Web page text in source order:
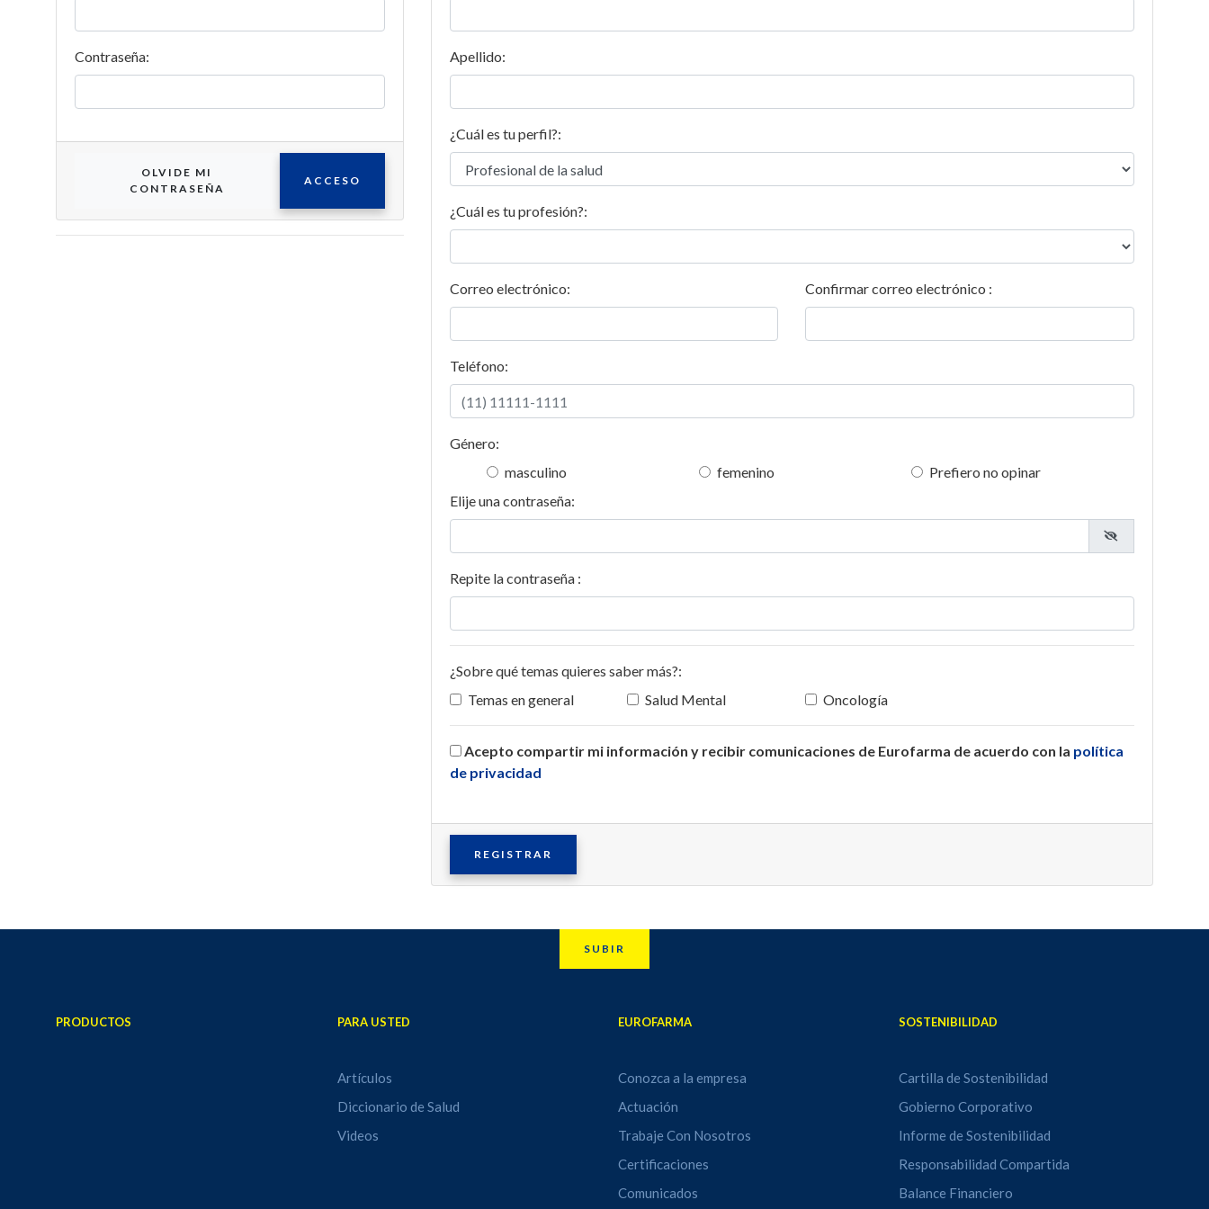
Contraseña:
OLVIDE MI
CONTRASEÑA
ACCESO
Apellido:
¿Cuál es tu perfil?:
¿Cuál es tu profesión?:
Correo electrónico: Confirmar correo electrónico :
Teléfono:
Género:
masculino
femenino
Prefiero no opinar
Elije una contraseña:
Repite la contraseña :
¿Sobre qué temas quieres saber más?:
Temas en general
Salud Mental Oncología
Acepto compartir mi información y recibir comunicaciones de Eurofarma de acuerdo con la política
de privacidad
REGISTRAR
SUBIR
PRODUCTOS PARA USTED
Artículos
Diccionario de Salud
Videos
EUROFARMA
Conozca a la empresa
Actuación
Trabaje Con Nosotros
Certificaciones
Comunicados
SOSTENIBILIDAD
Cartilla de Sostenibilidad
Gobierno Corporativo
Informe de Sostenibilidad
Responsabilidad Compartida
Balance Financiero